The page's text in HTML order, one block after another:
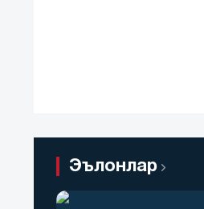
Эълонлар